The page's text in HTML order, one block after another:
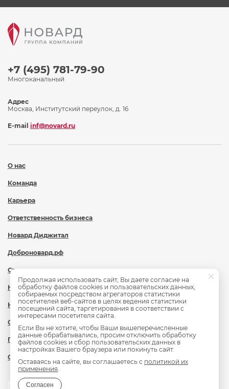
+7 (495) 781-79-90
Многоканальный
О нас
Команда
Карьера
Ответственность бизнеса
Новард Диджитал
Доброновард.рф
Статьи
Новости
Контакты
Охрана труда
Политика обработки персональных данных
Сведения об образовательной организации
Адрес
Москва, Институтский переулок, д. 16
E-mail inf@novard.ru
Продолжая использовать сайт, Вы даете согласие на
обработку файлов cookies и пользовательских данных,
собираемых посредством агрегаторов статистики
посетителей веб-сайтов в целях ведения статистики
посещений сайта, таргетирования в соответствии с
интересами посетителя сайта.
Если Вы не хотите, чтобы Ваши вышеперечисленные
данные обрабатывались, просим отключить обработку
файлов cookies и сбор пользовательских данных в
настройках Вашего браузера или покинуть сайт.
Оставаясь на сайте, вы соглашаетесь с политикой их
применения.
Согласен